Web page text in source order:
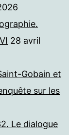
28 avril
Gobain et
sur les
Le dialogue